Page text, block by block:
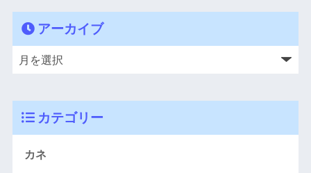
アーカイブ
カテゴリー
カネ